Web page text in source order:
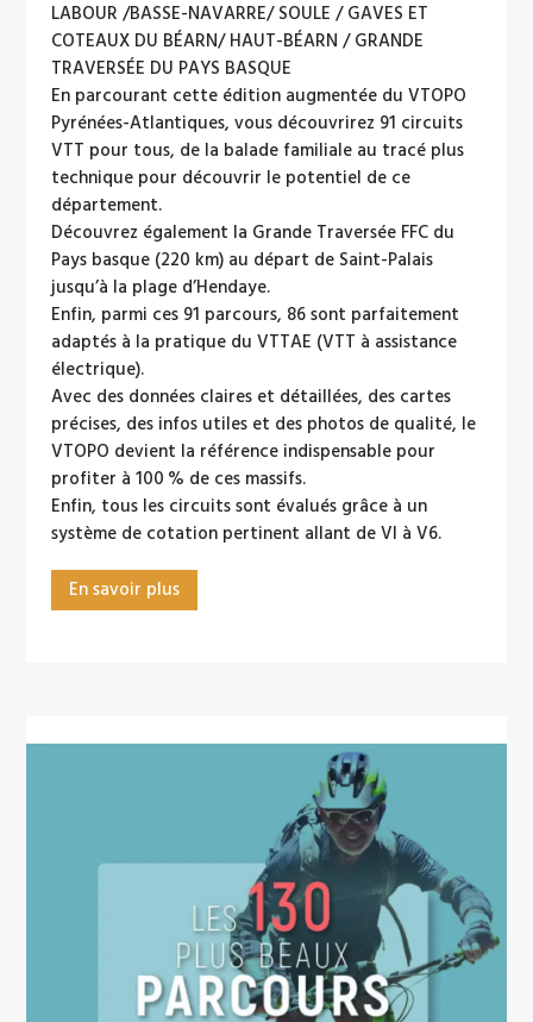
LABOUR /BASSE-NAVARRE/ SOULE / GAVES ET
COTEAUX DU BÉARN/ HAUT-BÉARN / GRANDE
TRAVERSÉE DU PAYS BASQUE
En parcourant cette édition augmentée du VTOPO
Pyrénées-Atlantiques, vous découvrirez 91 circuits
VTT pour tous, de la balade familiale au tracé plus
technique pour découvrir le potentiel de ce
département.
Découvrez également la Grande Traversée FFC du
Pays basque (220 km) au départ de Saint-Palais
jusqu’à la plage d’Hendaye.
Enfin, parmi ces 91 parcours, 86 sont parfaitement
adaptés à la pratique du VTTAE (VTT à assistance
électrique).
Avec des données claires et détaillées, des cartes
précises, des infos utiles et des photos de qualité, le
VTOPO devient la référence indispensable pour
profiter à 100 % de ces massifs.
Enfin, tous les circuits sont évalués grâce à un
système de cotation pertinent allant de Vl à V6.
En savoir plus